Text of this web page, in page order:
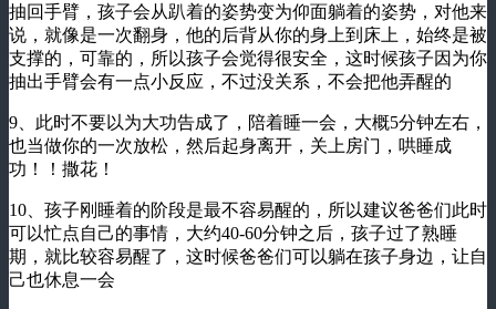
抽回手臂，孩子会从趴着的姿势变为仰面躺着的姿势，对他来
说，就像是一次翻身，他的后背从你的身上到床上，始终是被
支撑的，可靠的，所以孩子会觉得很安全，这时候孩子因为你
抽出手臂会有一点小反应，不过没关系，不会把他弄醒的
9、此时不要以为大功告成了，陪着睡一会，大概5分钟左右，
也当做你的一次放松，然后起身离开，关上房门，哄睡成
功！！撒花！
10、孩子刚睡着的阶段是最不容易醒的，所以建议爸爸们此时
可以忙点自己的事情，大约40-60分钟之后，孩子过了熟睡
期，就比较容易醒了，这时候爸爸们可以躺在孩子身边，让自
己也休息一会